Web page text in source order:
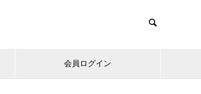

会員ログイン